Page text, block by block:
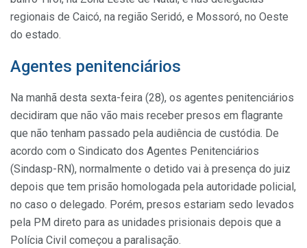
regionais de Caicó, na região Seridó, e Mossoró, no Oeste
do estado.
Agentes penitenciários
Na manhã desta sexta-feira (28), os agentes penitenciários
decidiram que não vão mais receber presos em flagrante
que não tenham passado pela audiência de custódia. De
acordo com o Sindicato dos Agentes Penitenciários
(Sindasp-RN), normalmente o detido vai à presença do juiz
depois que tem prisão homologada pela autoridade policial,
no caso o delegado. Porém, presos estariam sedo levados
pela PM direto para as unidades prisionais depois que a
Polícia Civil começou a paralisação.